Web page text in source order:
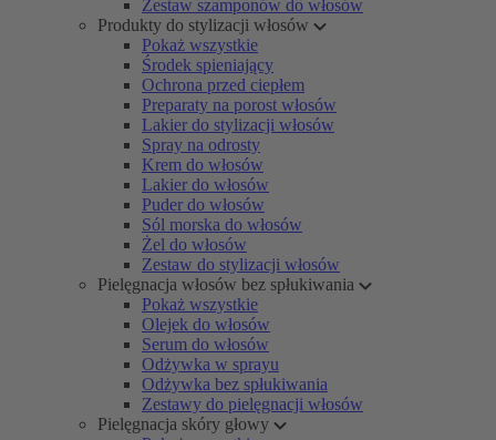
Zestaw szamponów do włosów
Produkty do stylizacji włosów
Pokaż wszystkie
Środek spieniający
Ochrona przed ciepłem
Preparaty na porost włosów
Lakier do stylizacji włosów
Spray na odrosty
Krem do włosów
Lakier do włosów
Puder do włosów
Sól morska do włosów
Żel do włosów
Zestaw do stylizacji włosów
Pielęgnacja włosów bez spłukiwania
Pokaż wszystkie
Olejek do włosów
Serum do włosów
Odżywka w sprayu
Odżywka bez spłukiwania
Zestawy do pielęgnacji włosów
Pielęgnacja skóry głowy